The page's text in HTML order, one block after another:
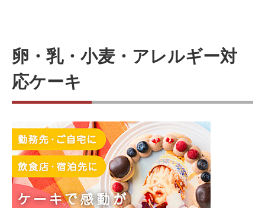
卵・乳・小麦・アレルギー対
応ケーキ